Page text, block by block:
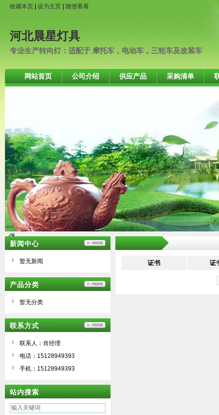
收藏本页 设为主页 随便看看
河北晨星灯具
专业生产转向灯：适配于 摩托车，电动车，三轮车及改装车
网站首页 公司介绍 供应产品 采购清单
新闻中心
暂无新闻
产品分类
暂无分类
联系方式
联系人：肖经理
电话：15128949393
手机：15128949393
站内搜索
证书 证